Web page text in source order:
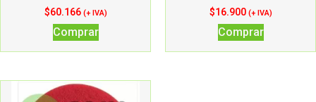
$60.166 (+ IVA)
Comprar
$16.900 (+ IVA)
Comprar